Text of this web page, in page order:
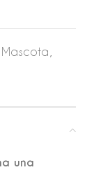
Mascota
una